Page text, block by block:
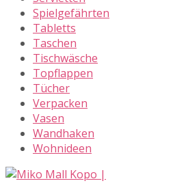
Spielgefährten
Tabletts
Taschen
Tischwäsche
Topflappen
Tücher
Verpacken
Vasen
Wandhaken
Wohnideen
Skip